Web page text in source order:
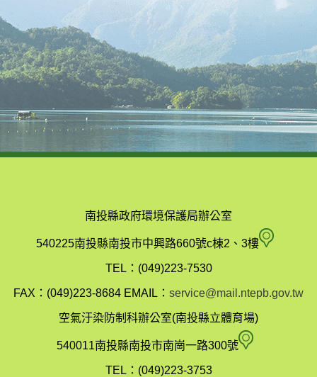
南投縣政府環境保護局辦公室
540225南投縣南投市中興路660號c棟2、3樓 南
縣
TEL：(049)223-7530
FAX：(049)223-8684 EMAIL： service@mail.ntepb.gov.tw
空氣汙染防制科辦公室(南投縣立體育場)
540011南投縣南投市南崗一路300號 空
TEL：(049)223-3753